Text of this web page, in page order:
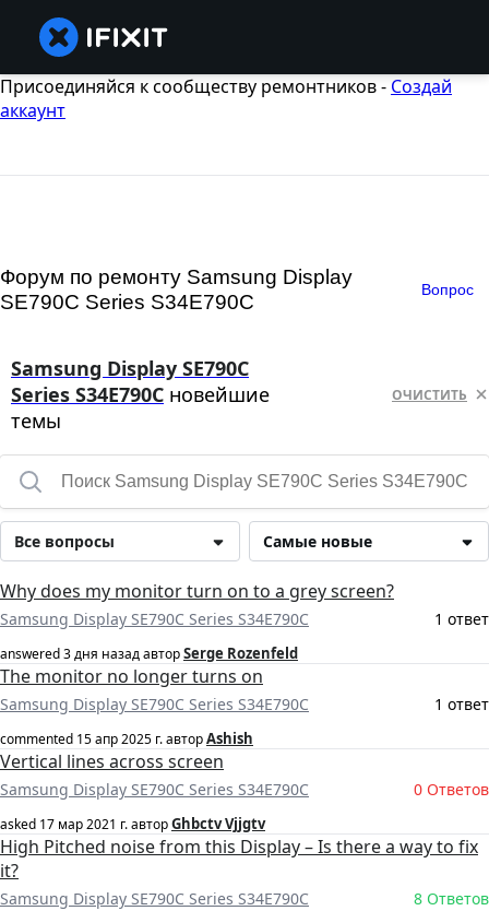
Присоединяйся к сообществу ремонтников - Создай
аккаунт
Форум по ремонту Samsung Display
SE790C Series S34E790C
Вопрос
Samsung Display SE790C
Series S34E790C новейшие
темы
ОЧИСТИТЬ
Самые новые
Все вопросы
Why does my monitor turn on to a grey screen?
Samsung Display SE790C Series S34E790C 1 ответ
answered3 дня назадавторSerge Rozenfeld
The monitor no longer turns on
Samsung Display SE790C Series S34E790C 1 ответ
commented 15 апр 2025 г.авторAshish
Vertical lines across screen
Samsung Display SE790C Series S34E790C 0 Ответов
asked 17 мар 2021 г.авторGhbctv Vjjgtv
High Pitched noise from this Display – Is there a way to fix
it?
Samsung Display SE790C Series S34E790C 8 Ответов